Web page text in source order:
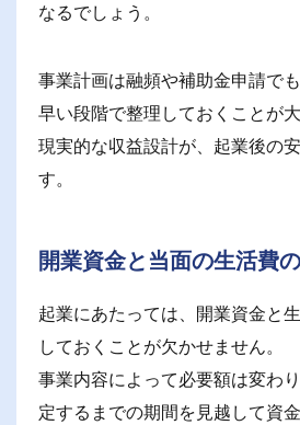
なるでしょう。
事業計画は融頻や補助金申請で
早い段階で整理しておくことが大
現実的な収益設計が、起業後の
す。
開業資金と当面の生活費
起業にあたっては、開業資金と
しておくことが欠かせません。
事業内容によって必要額は変わ
定するまでの期間を見越して資